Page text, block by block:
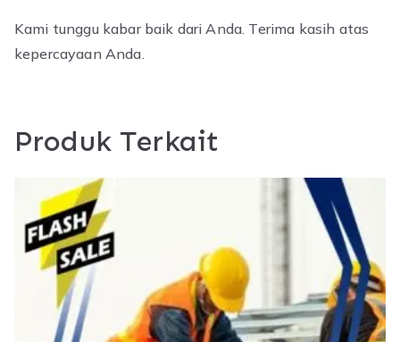
Kami tunggu kabar baik dari Anda. Terima kasih atas
kepercayaan Anda.
Produk Terkait